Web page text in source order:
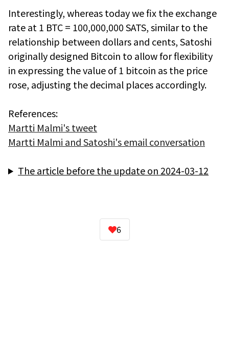
Interestingly, whereas today we fix the exchange
rate at 1 BTC = 100,000,000 SATS, similar to the
relationship between dollars and cents, Satoshi
originally designed Bitcoin to allow for flexibility
in expressing the value of 1 bitcoin as the price
rose, adjusting the decimal places accordingly.
Martti Malmi's tweet
Martti Malmi and Satoshi's email conversation
The article before the update on 2024-03-12
6